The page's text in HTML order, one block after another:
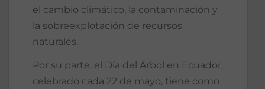
el cambio climático, la contaminación y
la sobreexplotación de recursos
naturales.
Por su parte, el Día del Árbol en Ecuador,
celebrado cada 22 de mayo, tiene como